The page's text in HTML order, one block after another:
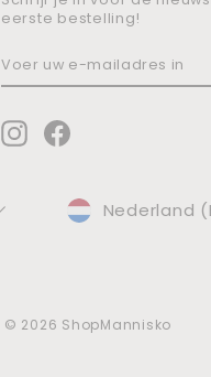
eerste bestelling!
UW
InstagramFacebook
Nederland
© 2026 ShopMannisko